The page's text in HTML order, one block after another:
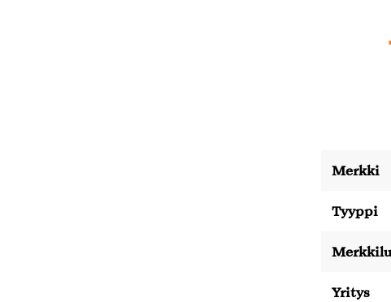
Merkki
Tyyppi
Yritys